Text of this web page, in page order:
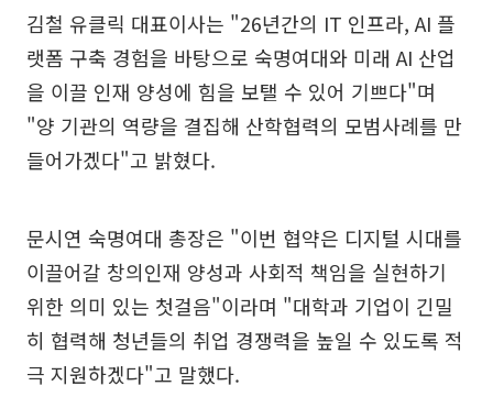
김철 유클릭 대표이사는 "26년간의 IT 인프라, AI 플
랫폼 구축 경험을 바탕으로 숙명여대와 미래 AI 산업
을 이끌 인재 양성에 힘을 보탤 수 있어 기쁘다"며
"양 기관의 역량을 결집해 산학협력의 모범사례를 만
들어가겠다"고 밝혔다.
문시연 숙명여대 총장은 "이번 협약은 디지털 시대를
이끌어갈 창의인재 양성과 사회적 책임을 실현하기
위한 의미 있는 첫걸음"이라며 "대학과 기업이 긴밀
히 협력해 청년들의 취업 경쟁력을 높일 수 있도록 적
극 지원하겠다"고 말했다.